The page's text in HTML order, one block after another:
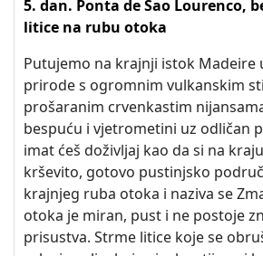
5. dan. Ponta de Sao Lourenco,
litice na rubu otoka
Putujemo na krajnji istok Madeire
prirode s ogromnim vulkanskim
prošaranim crvenkastim
bespuću i vjetrometini uz odličan
imat ćeš doživljaj kao da si na
krševito, gotovo pustinjsko
krajnjeg ruba otoka i naziva se
otoka je miran, pust i ne postoje
prisustva. Strme litice koje se